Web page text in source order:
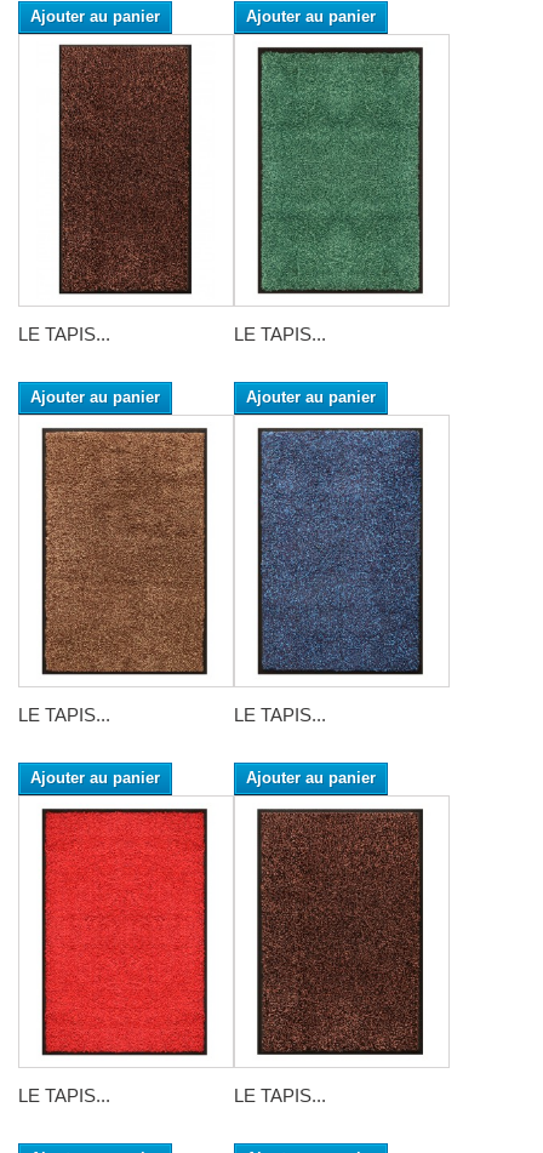
Ajouter au panier Ajouter au panier
LE TAPIS...
Ajouter au panier
LE TAPIS...
Ajouter au panier
LE TAPIS...
Ajouter au panier
LE TAPIS...
Ajouter au panier
LE TAPIS... LE TAPIS...